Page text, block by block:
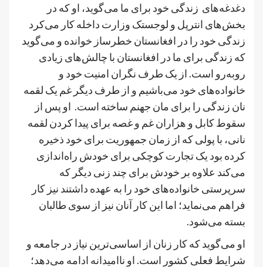
دغدغه‌های زندگی خود برای ما می‌گوید، او که در
بخش‌های انترپل و لوجستک وزارت داخله کار می‌کرد
زندگی خود را در افغانستان خطرساز خوانده و می‌گوید
که زندگی برای ما در افغانستان با چالش‌های زیادی
روبه‌رو است. از یک طرف نگران امنیت خود و
خانواده‌های خود می‌باشیم و از طرف دیگر غم یک لقمه
نان زندگی را برای مان جهنم ساخته است. او پس از
سقوط کابل و هزاران غم و غصه برای پیدا کردن لقمه
نانی، با پولی که از زمان جمهوریت برای خود ذخیره
کرده بود یک تجارت کوچکی برای خودش راه‌اندازی
می‌کند علاوه بر خودش برای چند زنی دیگر که
سرپرستی خانواده‌های خود را به عهده داشتند نیز کار
فراهم می‌نماید؛ اما این کار آنان نیز از سوی طالبان
بسته می‌شود.
او می‌گوید که کار زنان از اساسی‌ترین نیاز در جامعه و
شرایط فعلی کشور است. او ناامیدانه ادامه می‌دهد؛